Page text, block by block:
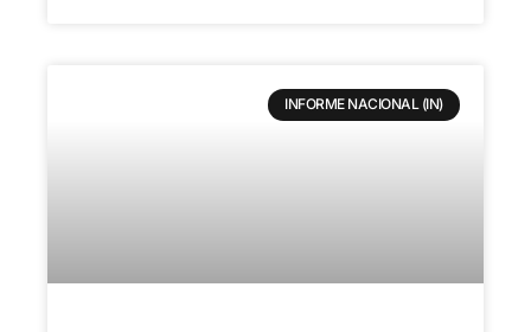
INFORME NACIONAL (IN)